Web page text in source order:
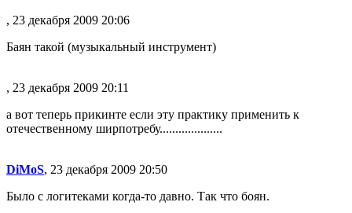
, 23 декабря 2009 20:06
Баян такой (музыкальный инструмент)
, 23 декабря 2009 20:11
а вот теперь прикинте если эту практику применить к
отечественному ширпотребу....................
DiMoS, 23 декабря 2009 20:50
Было с логитеками когда-то давно. Так что боян.